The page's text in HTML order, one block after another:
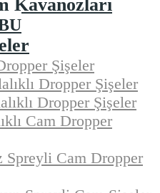
Kavanozları
Şişeler
Dropper Şişeler
Dropper Şişeler
Cam Dropper
Spreyli Cam Dropper